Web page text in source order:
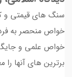
سنگ های قیمتی و
خواص منحصر به
خواص علمی و
برترین های آنها